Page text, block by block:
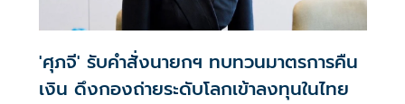
'ศุภจี' รับคำสั่งนายกฯ ทบทวนมาตรการคืน
เงิน ดึงกองถ่ายระดับโลกเข้าลงทุนในไทย